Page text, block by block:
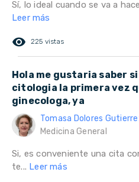
Sí, lo ideal cuando se va a
Leer más
remove_red_eye 225 vistas
Hola me gustaria saber
citologia la primera vez
ginecologa, ya
Tomasa Dolores
Medicina General
Si, es conveniente una cita
te... Leer más